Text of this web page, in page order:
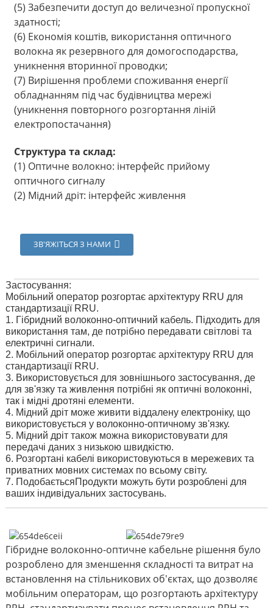
(5) Забезпечити доступ до величезної пропускної
здатності;
(6) Економія коштів, використання оптичного
волокна як резервного для домогосподарства,
уникнення вторинної проводки;
(7) Вирішення проблеми споживання енергії
обладнанням під час будівництва мережі
(уникнення повторного розгортання ліній
електропостачання)
Структура та склад:
(1) Оптичне волокно: інтерфейс прийому
оптичного сигналу
(2) Мідний дріт: інтерфейс живлення
ЗВ'ЯЖІТЬСЯ З НАМИ
Застосування:
Мобільний оператор розгортає архітектуру RRU для
стандартизації RRU.
1. Гібридний волоконно-оптичний кабель. Підходить для
використання там, де потрібно передавати світлові та
електричні сигнали.
2. Мобільний оператор розгортає архітектуру RRU для
стандартизації RRU.
3. Використовується для зовнішнього застосування, де
для зв'язку та живлення потрібні як оптичні волоконні,
так і мідні дротяні елементи.
4. Мідний дріт може живити віддалену електроніку, що
використовується у волоконно-оптичному зв'язку.
5. Мідний дріт також можна використовувати для
передачі даних з низькою швидкістю.
6. Розгортані кабелі використовуються в мережевих та
приватних мовних системах по всьому світу.
7. ПодобаєтьсяПродукти можуть бути розроблені для
ваших індивідуальних застосувань.
Гібридне волоконно-оптичне кабельне рішення було
розроблено для зменшення складності та витрат на
встановлення на стільникових об'єктах, що дозволяє
мобільним операторам, що розгортають архітектуру